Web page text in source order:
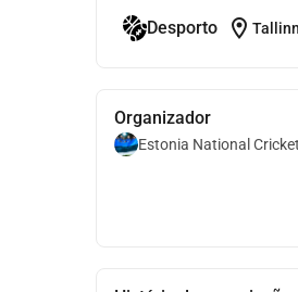
Desporto location_on
Organizador
Estonia National